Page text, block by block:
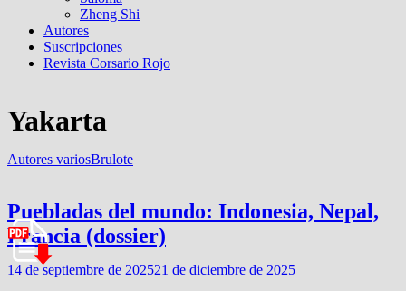
Zheng Shi
Autores
Suscripciones
Revista Corsario Rojo
Yakarta
Autores variosBrulote
Puebladas del mundo: Indonesia, Nepal,
Francia (dossier)
14 de septiembre de 202521 de diciembre de 2025